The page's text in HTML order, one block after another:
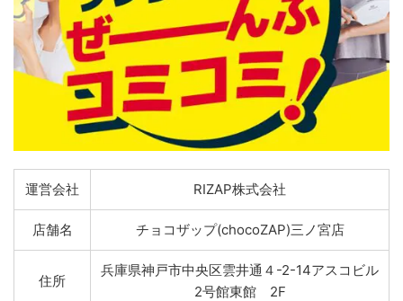
運営会社 RIZAP株式会社
店舗名 チョコザップ(chocoZAP)三ノ宮店
住所
兵庫県神戸市中央区雲井通４-2-14アスコビル
2号館東館 2F